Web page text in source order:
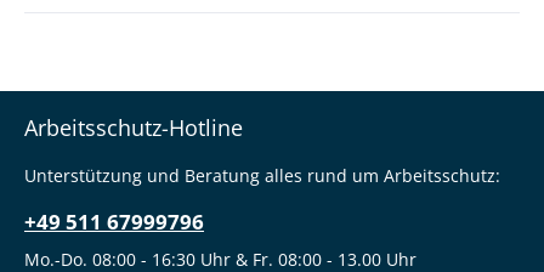
Arbeitsschutz-Hotline
Unterstützung und Beratung alles rund um Arbeitsschutz:
+49 511 67999796
Mo.-Do. 08:00 - 16:30 Uhr & Fr. 08:00 - 13.00 Uhr